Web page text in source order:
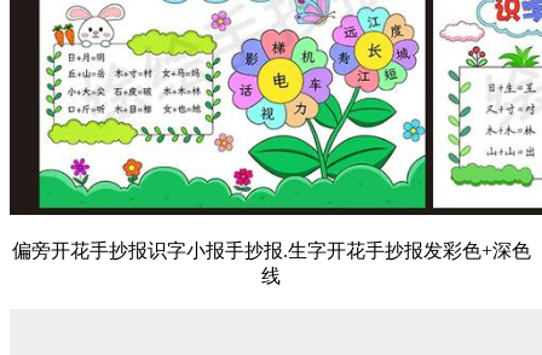
偏旁开花手抄报识字小报手抄报.生字开花手抄报发彩色+深色
线